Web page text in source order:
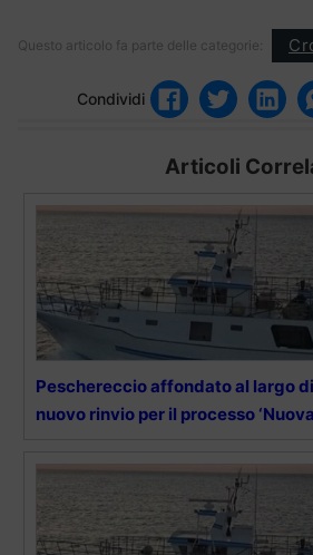
Questo articolo fa parte delle categorie:
Condividi
Articoli
Peschereccio affondato al largo
nuovo rinvio per il processo